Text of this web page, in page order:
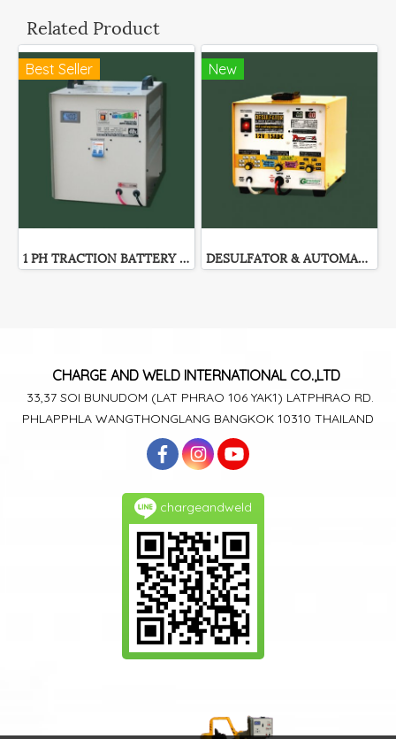
Related Product
Best Seller
1 PH TRACTION BATTERY CHARGER
New
DESULFATOR & AUTOMATIC BATTERY CHARGER
CHARGE AND WELD INTERNATIONAL CO.,LTD
33,37 SOI BUNUDOM (LAT PHRAO 106 YAK1) LATPHRAO RD.
PHLAPPHLA WANGTHONGLANG BANGKOK 10310 THAILAND
chargeandweld